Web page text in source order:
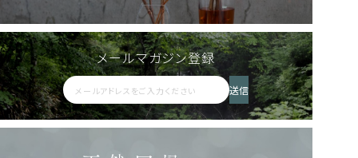
メールマガジン登録
送信